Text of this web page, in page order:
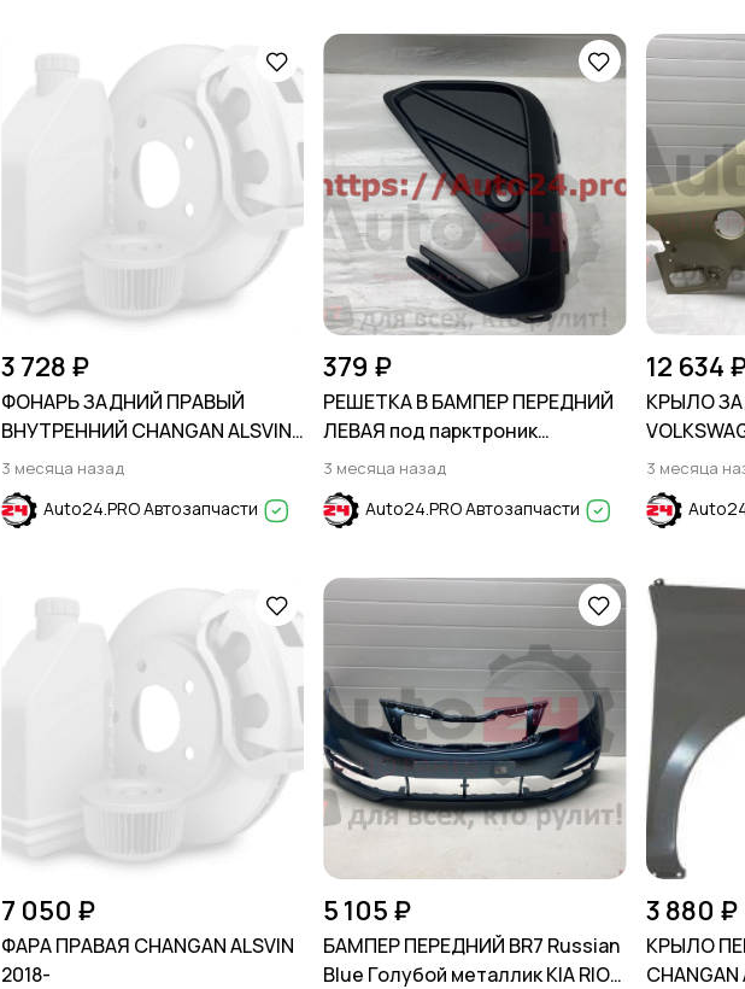
3 728 ₽
ФОНАРЬ ЗАДНИЙ ПРАВЫЙ
ВНУТРЕННИЙ CHANGAN ALSVIN
2018-
3 месяца назад
Auto24.PRO Автозапчасти
379 ₽
РЕШЕТКА В БАМПЕР ПЕРЕДНИЙ
ЛЕВАЯ под парктроник
VOLKSWAGEN POLO 2020-2022
3 месяца назад
Auto24.PRO Автозапчасти
12 634
КРЫЛО
3 месяца
7 050 ₽
ФАРА ПРАВАЯ CHANGAN ALSVIN
2018-
5 105 ₽
БАМПЕР ПЕРЕДНИЙ BR7 Russian
Blue Голубой металлик KIA RIO
3 880 ₽
КРЫЛО
CHANGAN